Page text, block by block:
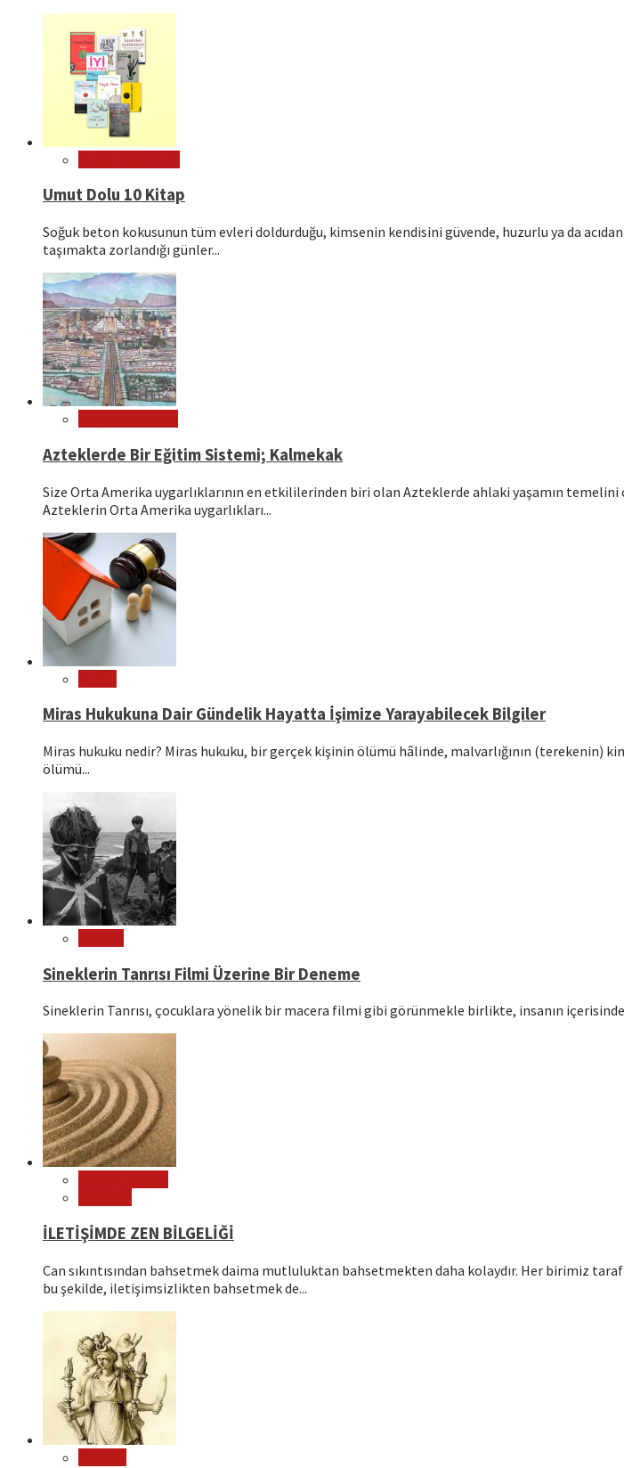
Umut Dolu 10 Kitap
Soğuk beton kokusunun tüm evleri doldurduğu, kimsenin kendisini güvende, huzurlu ya da
taşımakta zorlandığı günler...
Azteklerde Bir Eğitim Sistemi; Kalmekak
Size Orta Amerika uygarlıklarının en etkililerinden biri olan Azteklerde ahlaki yaşamın
Azteklerin Orta Amerika uygarlıkları...
Miras Hukukuna Dair Gündelik Hayatta İşimize Yarayabilecek Bilgiler
Miras hukuku nedir? Miras hukuku, bir gerçek kişinin ölümü hâlinde, malvarlığının (terekenin)
ölümü...
Sineklerin Tanrısı Filmi Üzerine Bir Deneme
Sineklerin Tanrısı, çocuklara yönelik bir macera filmi gibi görünmekle birlikte, insanın
İLETİŞİMDE ZEN BİLGELİĞİ
Can sıkıntısından bahsetmek daima mutluluktan bahsetmekten daha kolaydır. Her birimiz
bu şekilde, iletişimsizlikten bahsetmek de...